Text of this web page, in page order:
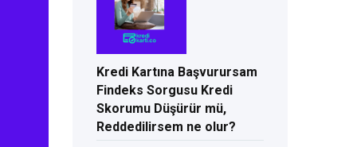
Kredi Kartına Başvurursam
Findeks Sorgusu Kredi
Skorumu Düşürür mü,
Reddedilirsem ne olur?